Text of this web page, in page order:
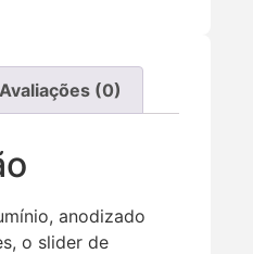
Avaliações (0)
anodizado
o slider de